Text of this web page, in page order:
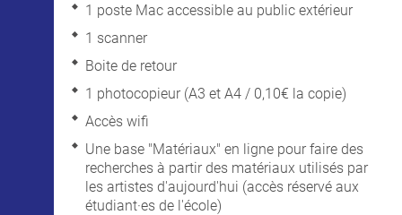
1 poste Mac accessible au public extérieur
1 scanner
Boite de retour
1 photocopieur (A3 et A4 / 0,10€ la copie)
Accès wifi
Une base "Matériaux" en ligne pour faire des
recherches à partir des matériaux utilisés par
les artistes d'aujourd'hui (accès réservé aux
étudiant·es de l'école)